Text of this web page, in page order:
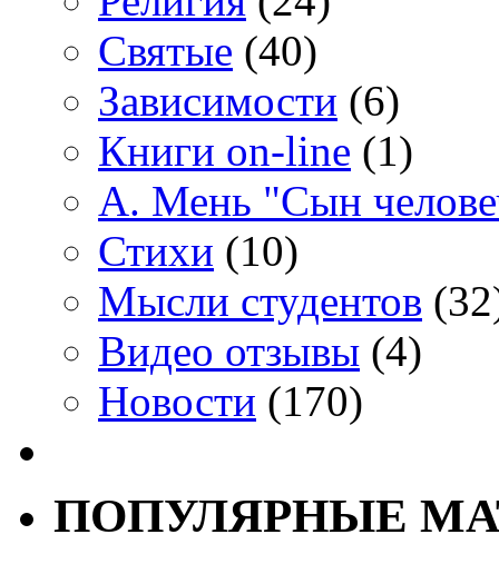
Святые (40)
Зависимости (6)
Книги on-line (1)
А. Мень "Сын
Стихи (10)
Мысли студентов
Видео отзывы (4)
Новости (170)
ПОПУЛЯРНЫЕ